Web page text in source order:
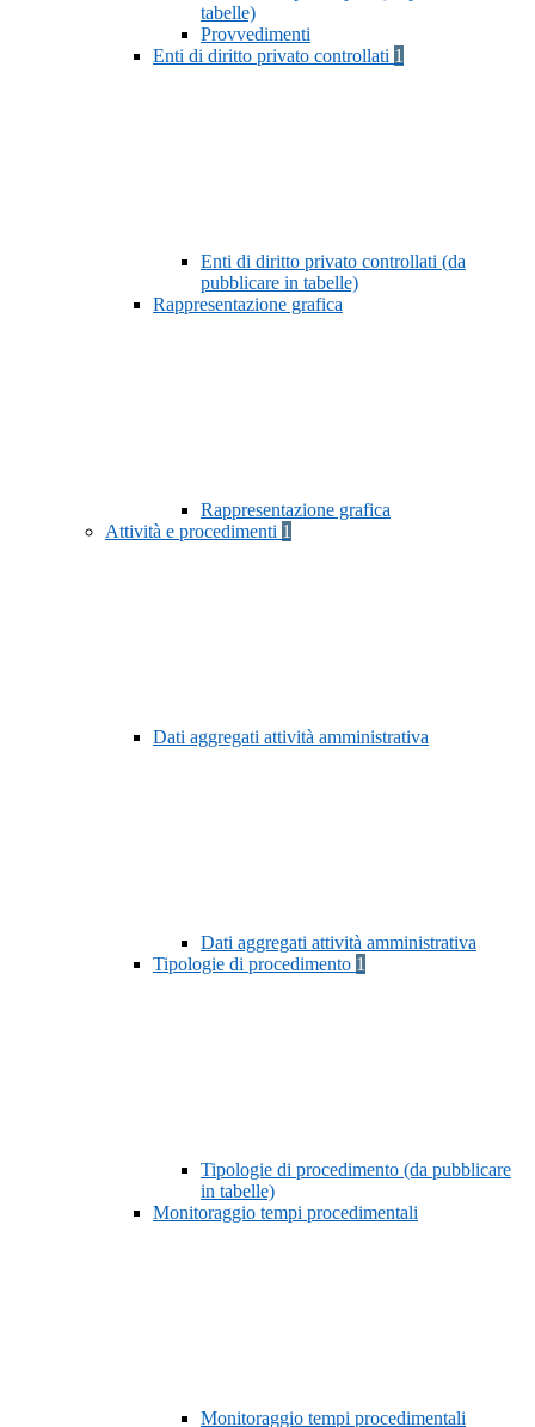
tabelle)
Provvedimenti
Enti di diritto privato controllati 1
Enti di diritto privato controllati (da
pubblicare in tabelle)
Rappresentazione grafica
Rappresentazione grafica
Attività e procedimenti 1
Dati aggregati attività amministrativa
Dati aggregati attività amministrativa
Tipologie di procedimento 1
Tipologie di procedimento (da pubblicare
in tabelle)
Monitoraggio tempi procedimentali
Monitoraggio tempi procedimentali